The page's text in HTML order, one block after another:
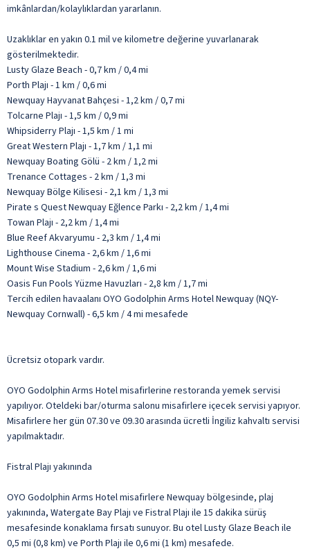
imkânlardan/kolaylıklardan yararlanın.
Uzaklıklar en yakın 0.1 mil ve kilometre değerine yuvarlanarak
gösterilmektedir.
Lusty Glaze Beach - 0,7 km / 0,4 mi
Porth Plajı - 1 km / 0,6 mi
Newquay Hayvanat Bahçesi - 1,2 km / 0,7 mi
Tolcarne Plajı - 1,5 km / 0,9 mi
Whipsiderry Plajı - 1,5 km / 1 mi
Great Western Plajı - 1,7 km / 1,1 mi
Newquay Boating Gölü - 2 km / 1,2 mi
Trenance Cottages - 2 km / 1,3 mi
Newquay Bölge Kilisesi - 2,1 km / 1,3 mi
Pirate s Quest Newquay Eğlence Parkı - 2,2 km / 1,4 mi
Towan Plajı - 2,2 km / 1,4 mi
Blue Reef Akvaryumu - 2,3 km / 1,4 mi
Lighthouse Cinema - 2,6 km / 1,6 mi
Mount Wise Stadium - 2,6 km / 1,6 mi
Oasis Fun Pools Yüzme Havuzları - 2,8 km / 1,7 mi
Tercih edilen havaalanı OYO Godolphin Arms Hotel Newquay (NQY-
Newquay Cornwall) - 6,5 km / 4 mi mesafede
Ücretsiz otopark vardır.
OYO Godolphin Arms Hotel misafirlerine restoranda yemek servisi
yapılıyor. Oteldeki bar/oturma salonu misafirlere içecek servisi yapıyor.
Misafirlere her gün 07.30 ve 09.30 arasında ücretli İngiliz kahvaltı servisi
yapılmaktadır.
Fistral Plajı yakınında
OYO Godolphin Arms Hotel misafirlere Newquay bölgesinde, plaj
yakınında, Watergate Bay Plajı ve Fistral Plajı ile 15 dakika sürüş
mesafesinde konaklama fırsatı sunuyor. Bu otel Lusty Glaze Beach ile
0,5 mi (0,8 km) ve Porth Plajı ile 0,6 mi (1 km) mesafede.